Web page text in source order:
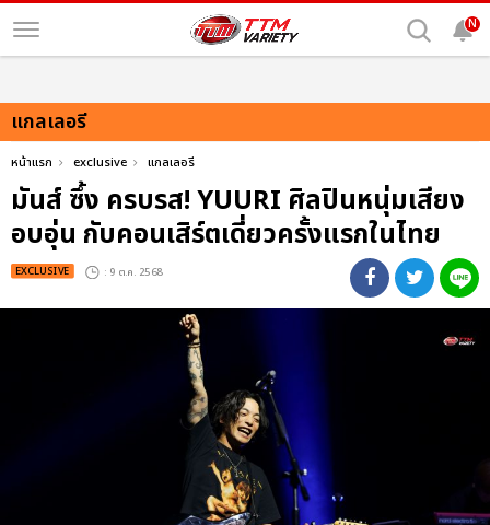
N
แกลเลอรี
หน้าแรก exclusive แกลเลอรี
มันส์ ซึ้ง ครบรส! YUURI ศิลปินหนุ่มเสียง
อบอุ่น กับคอนเสิร์ตเดี่ยวครั้งแรกในไทย
EXCLUSIVE : 9 ต.ค. 2568